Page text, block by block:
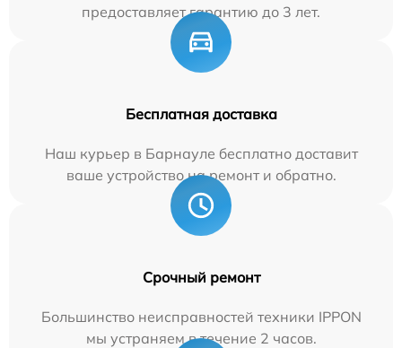
предоставляет гарантию до 3 лет.
Бесплатная доставка
Наш курьер в Барнауле бесплатно доставит
ваше устройство на ремонт и обратно.
Срочный ремонт
Большинство неисправностей техники IPPON
мы устраняем в течение 2 часов.